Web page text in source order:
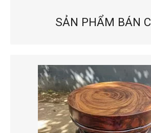
SẢN PHẨM BÁN